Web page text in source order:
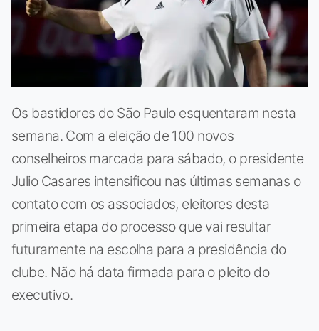
Os bastidores do São Paulo esquentaram nesta
semana. Com a eleição de 100 novos
conselheiros marcada para sábado, o presidente
Julio Casares intensificou nas últimas semanas o
contato com os associados, eleitores desta
primeira etapa do processo que vai resultar
futuramente na escolha para a presidência do
clube. Não há data firmada para o pleito do
executivo.